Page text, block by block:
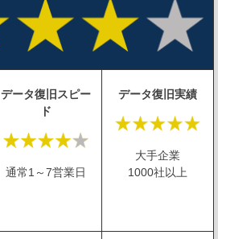
データ復旧スピー
ド
通常1～7営業日
データ復旧実績
大手企業
1000社以上